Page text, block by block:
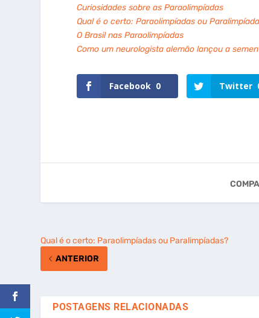
Curiosidades sobre as Paraolimpíadas
Qual é o certo: Paraolimpíadas ou
O Brasil nas Paraolimpíadas
Como um neurologista alemão lançou a
Facebook 0 Twitter
Qual é o certo: Paraolimpíadas ou Paralimpíadas?
ANTERIOR
POSTAGENS RELACIONADAS